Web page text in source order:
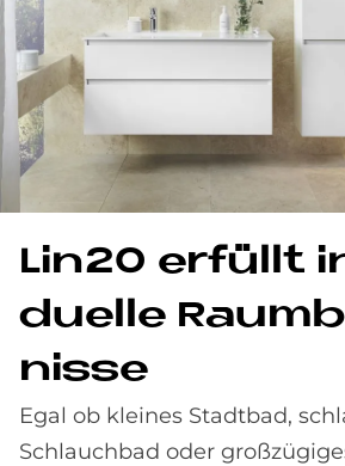
Lin20 er­fül­lt
du­el­le
nis­se
Egal ob kleines Stadtbad,
Schlauchbad oder